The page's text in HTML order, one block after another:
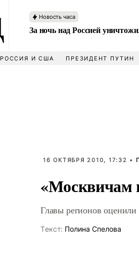
Новость часа
За ночь над Россией
РОССИЯ И США ПРЕЗИДЕНТ ПУТИН
16 ОКТЯБРЯ 2010, 17:32 •
«Москвичам
Главы регионов
Tекст: Полина Спелова